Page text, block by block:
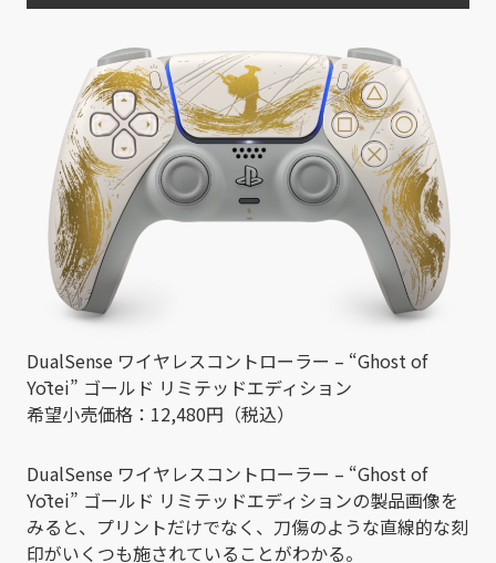
DualSense ワイヤレスコントローラー – “Ghost of
Yōtei” ゴールド リミテッドエディション
希望小売価格：12,480円（税込）
DualSense ワイヤレスコントローラー – “Ghost of
Yōtei” ゴールド リミテッドエディションの製品画像を
みると、プリントだけでなく、刀傷のような直線的な刻
印がいくつも施されていることがわかる。